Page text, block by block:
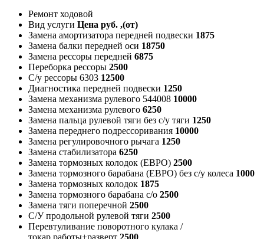
Ремонт ходовой
Вид услуги Цена руб. ,(от)
Замена амортизатора передней подвески 1875
Замена балки передней оси 18750
Замена рессоры передней 6875
Переборка рессоры 2500
С/у рессоры 6303 12500
Диагностика передней подвески 1250
Замена механизма рулевого 544008 10000
Замена механизма рулевого 6250
Замена пальца рулевой тяги без с/у тяги 1250
Замена переднего подрессоривания 10000
Замена регулировочного рычага 1250
Замена стабилизатора 6250
Замена тормозных колодок (ЕВРО) 2500
Замена тормозного барабана (ЕВРО) без с/у колеса 1000
Замена тормозных колодок 1875
Замена тормозного барабана с/о 2500
Замена тяги поперечной 2500
С/У продольной рулевой тяги 2500
Перевтуливание поворотного кулака /